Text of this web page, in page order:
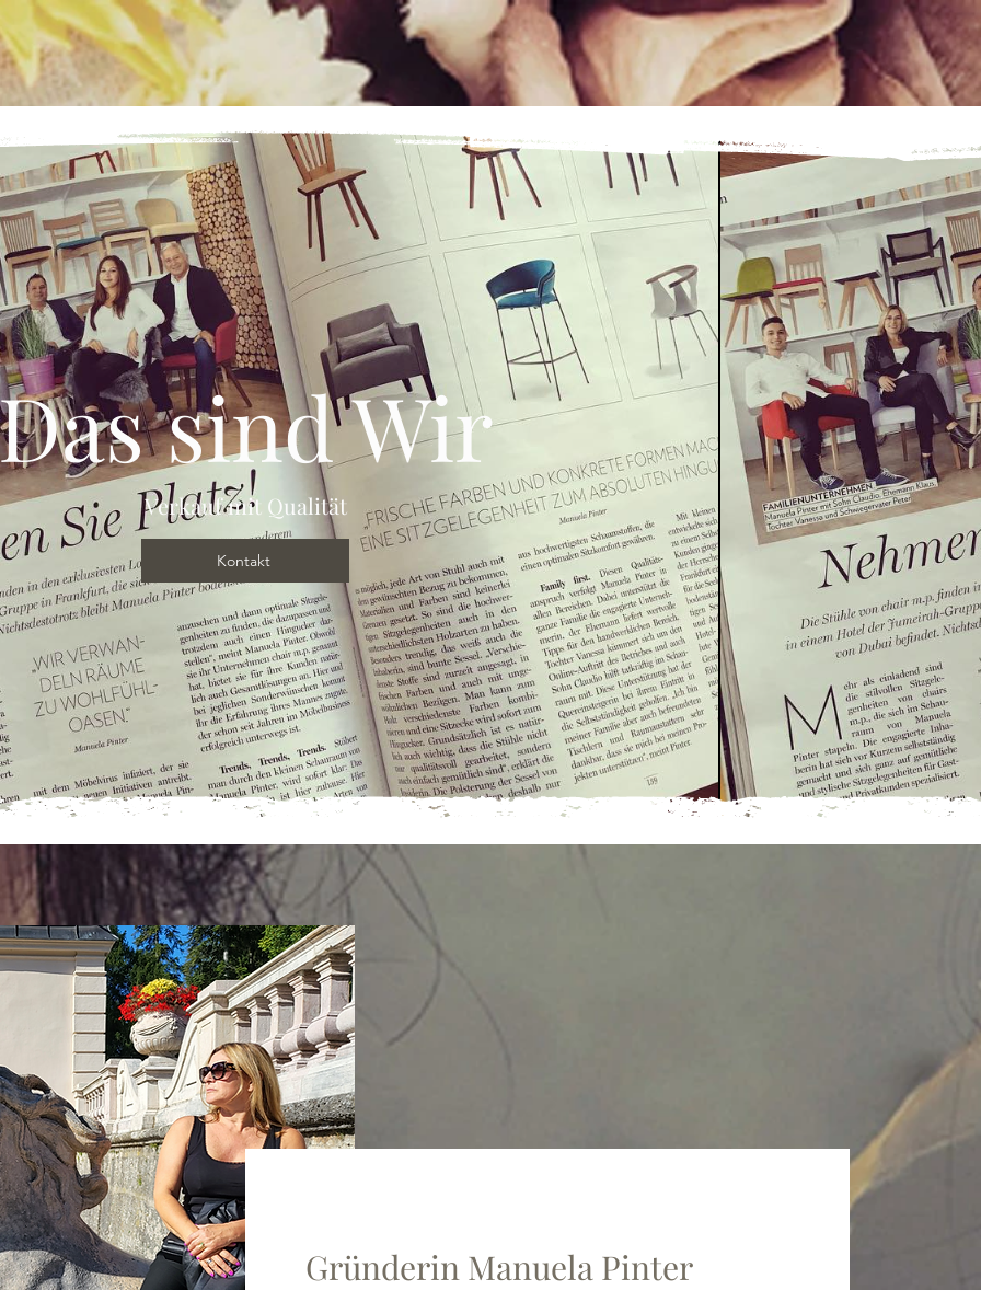
HOME KATALOGE PRODUKTE KONTAKT CHAIR M.P. REFERENZEN
sind Wir
Verkauf mit Qualität
Kontakt
Gründerin Manuela Pinter